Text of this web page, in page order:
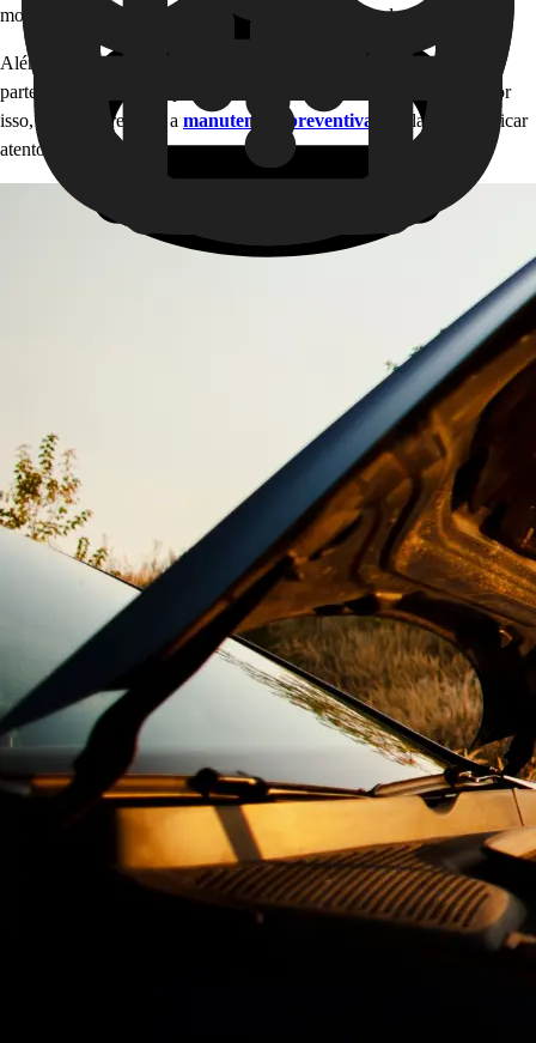
motor e tornar o reparo muito mais caro e complicado.
Além disso, o problema pode ficar ainda mais grave e afetar outras
partes do motor, como pistões, cilindros, válvulas e transmissão. Por
isso, é preciso realizar a manutenção preventiva
regularmente e ficar
atento aos sintomas.